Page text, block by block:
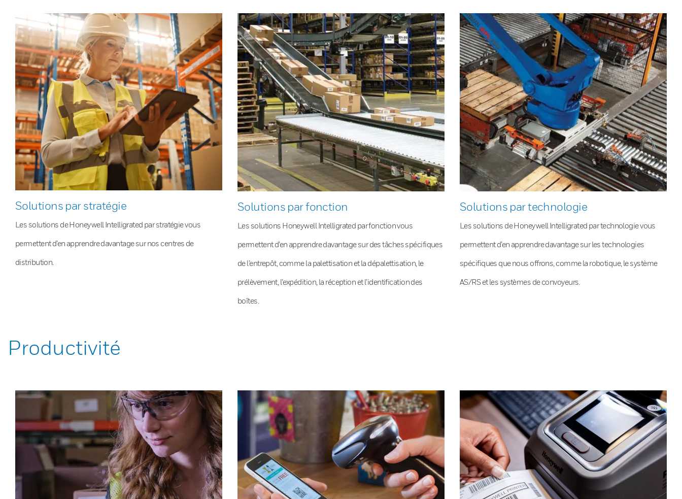
Solutions par stratégie
Les solutions de Honeywell Intelligrated par stratégie vous
permettent d’en apprendre davantage sur nos centres de
distribution.
Solutions par fonction
Les solutions Honeywell Intelligrated par fonction vous
permettent d’en apprendre davantage sur des tâches spécifiques
de l’entrepôt, comme la palettisation et la dépalettisation, le
prélèvement, l’expédition, la réception et l’identification des
boîtes.
Solutions par technologie
Les solutions de Honeywell Intelligrated par technologie vous
permettent d’en apprendre davantage sur les technologies
spécifiques que nous offrons, comme la robotique, le système
AS/RS et les systèmes de convoyeurs.
Productivité